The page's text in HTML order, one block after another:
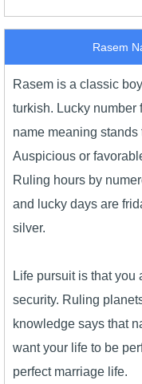
Rasem
Rasem is a classic
turkish. Lucky number
name meaning stands
Auspicious or
Ruling hours by
and lucky days are
silver.
Life pursuit is that you
security. Ruling
knowledge says that
want your life to be
perfect marriage life.